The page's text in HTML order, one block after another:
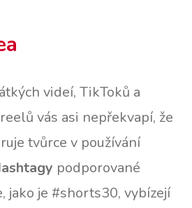
videí, TikToků a
vás asi nepřekvapí, že
tvůrce v používání
podporované
jako je #shorts30, vybízejí